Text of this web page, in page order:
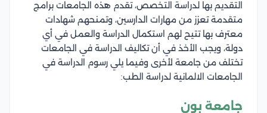
التقديم بها لدراسة التخصص، تقدم هذه الجامعات برامج
متقدمة تعزز من مهارات الدارسين، وتمنحهم شهادات
معترف بها تتيح لهم استكمال الدراسة والعمل في أي
دولة، ويجب الأخذ في أن تكاليف الدراسة في الجامعات
تختلف من جامعة لأخرى وفيما يلي رسوم الدراسة في
الجامعات الالمانية لدراسة الطب:
جامعة بون